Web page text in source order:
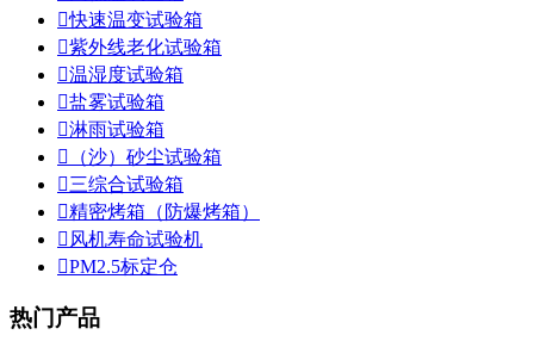
快速温变试验箱
紫外线老化试验箱
温湿度试验箱
盐雾试验箱
淋雨试验箱

（沙）砂尘试验箱
三综合试验箱
精密烤箱（防爆烤箱）
 风机寿命试验机
PM2.5标定仓
热门产品